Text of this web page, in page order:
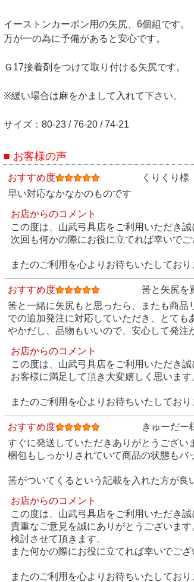
イーストンカーボン用の矢尻、6個組です。
万が一の為に予備があると安心です。
Ｇ17接着剤をつけて取り付ける矢尻です。
※緩い場合は麻をかまして入れて下さい。
サイズ：80-23 / 76-20 / 74-21
■ お客様の声
おすすめ度 くりくり様
早い対応なかなかのものです
お店からのコメント
この度は、山武弓具店をご利用いただき誠
次回も何かの際にお役に立てれば幸いでご
またのご利用を心よりお待ちいたしており
おすすめ度 筈と矢尻を
筈と一緒に矢尻もと思ったら、またも商
での追加発注に対応していただき、とても
やかだし、品物もいいので、安心して発注
お店からのコメント
この度は、山武弓具店をご利用いただき誠
お客様に満足して頂き大変嬉しく思います
またのご利用を心よりお待ちいたしており
おすすめ度 きゅーだー
すぐに発送していただきありがとうござい
梱包もしっかりされていて商品の状態も
筈がついてくるという記載を入れた方が良
お店からのコメント
この度は、山武弓具店をご利用いただき誠
貴重なご意見を誠にありがとうございます
検討させて頂きます。
また何かの際にお役に立てれば幸いでござ
またのご利用を心よりお待ちいたしており